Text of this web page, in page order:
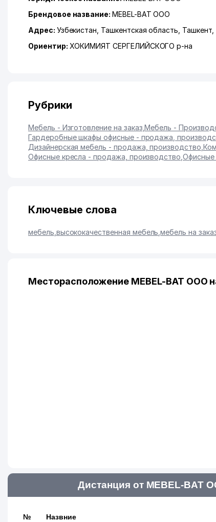
Брендовое название: MEBEL-BAT ООО
Адрес: Узбекистан, Ташкентская область Ташкент,
Ориентир: ХОКИМИЯТ СЕРГЕЛИЙСКОГО р-на
Рубрики
Мебель - Изготовление на заказ ,Мебель -
Гардеробные шкафы офисные - продажа,
Дизайнерская мебель - продажа, производство
Офисные кресла - продажа, производство ,Офисные
Ключевые слова
мебель высококачественная мебель ,мебель на
Месторасположение MEBEL-BAT ООО
Дистанция от MEBEL-BAT
№ Назвние